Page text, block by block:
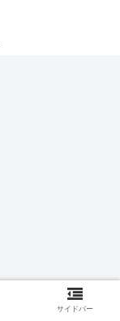
サイドバー